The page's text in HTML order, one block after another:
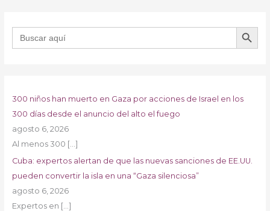
Buscar: BOTÓN DE
300 niños han muerto en Gaza por acciones de Israel en los
300 días desde el anuncio del alto el fuego
agosto 6, 2026
Al menos 300 […]
Cuba: expertos alertan de que las nuevas sanciones de EE.UU.
pueden convertir la isla en una “Gaza silenciosa”
agosto 6, 2026
Expertos en […]